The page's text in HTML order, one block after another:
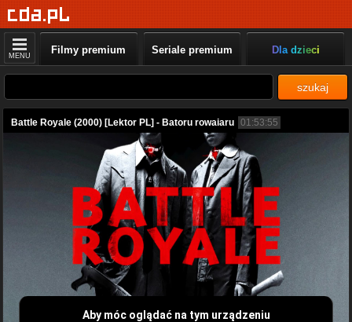
MENU Filmy premium Seriale premium Dla dzieci
szukaj
Battle Royale (2000) [Lektor PL] - Batoru rowaiaru 01:53:55
Aby móc oglądać na tym urządzeniu